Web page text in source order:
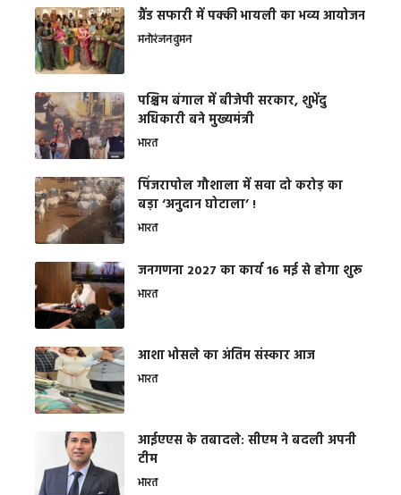
ग्रैंड सफारी में पक्की भायली का भव्य आयोजन
मनोरंजनवुमन
पश्चिम बंगाल में बीजेपी सरकार, शुभेंदु
अधिकारी बने मुख्यमंत्री
भारत
​पिंजरापोल गौशाला में सवा दो करोड़ का
बड़ा ‘अनुदान घोटाला’ !
भारत
जनगणना 2027 का कार्य 16 मई से होगा शुरू
भारत
आशा भोसले का अंतिम संस्कार आज
भारत
आईएएस के तबादले: सीएम ने बदली अपनी
टीम
भारत